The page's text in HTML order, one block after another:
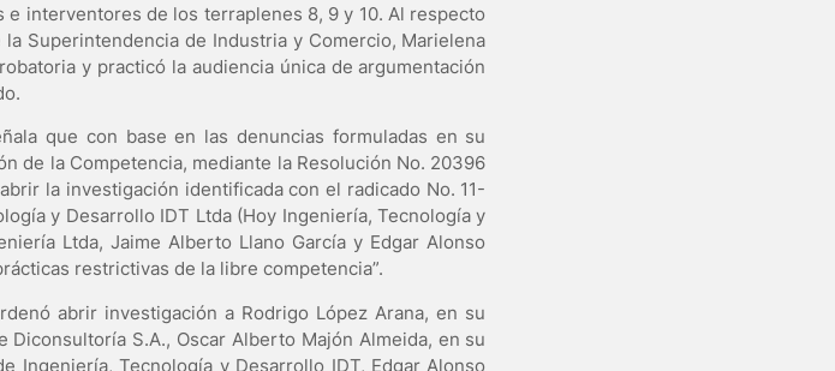
interventores de los terraplenes 8, 9 y 10. Al respecto
Superintendencia de Industria y Comercio, Marielena
y practicó la audiencia única de argumentación
que con base en las denuncias formuladas en su
de la Competencia, mediante la Resolución No. 20396
la investigación identificada con el radicado No. 11-
y Desarrollo IDT Ltda (Hoy Ingeniería, Tecnología y
Ltda, Jaime Alberto Llano García y Edgar Alonso
restrictivas de la libre competencia”.
abrir investigación a Rodrigo López Arana, en su
S.A., Oscar Alberto Majón Almeida, en su
Ingeniería, Tecnología y Desarrollo IDT, Edgar Alonso